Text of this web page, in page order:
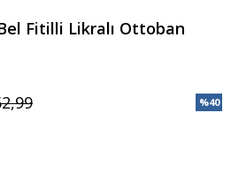
Fitilli Likralı Ottoban
%40